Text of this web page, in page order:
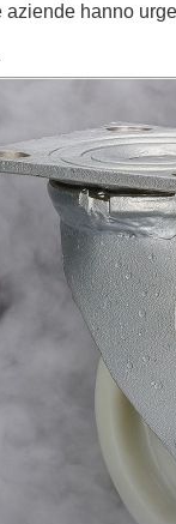
aziende hanno